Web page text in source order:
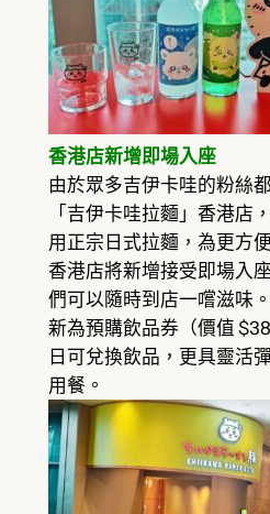
香港店新增即場入座
由於眾多吉伊卡哇的粉絲
「吉伊卡哇拉麵」香港店
用正宗日式拉麵，為更方
香港店將新增接受即場入
們可以隨時到店一嚐滋味
新為預購飲品券（價值
日可兌換飲品，更具靈活
用餐。